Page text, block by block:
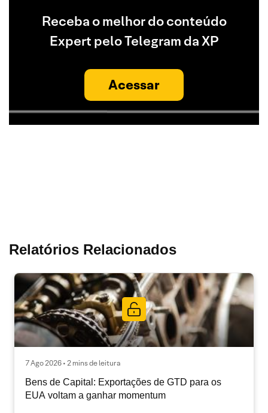
Receba o melhor do conteúdo
Expert pelo Telegram da XP
Acessar
Relatórios Relacionados
7 Ago 2026 • 2 mins de leitura
Bens de Capital: Exportações de GTD para os
EUA voltam a ganhar momentum